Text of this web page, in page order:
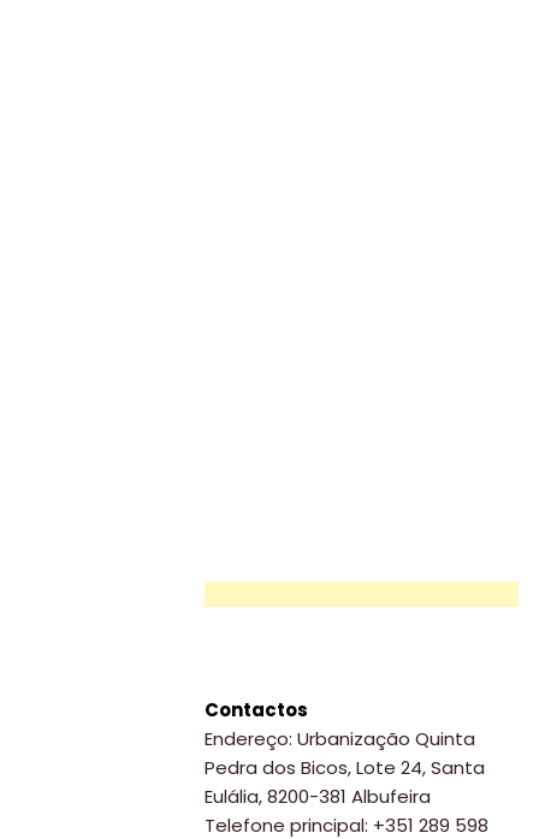
Contactos
Endereço: Urbanização Quinta
Pedra dos Bicos, Lote 24, Santa
Eulália, 8200-381 Albufeira
Telefone principal: +351 289 598